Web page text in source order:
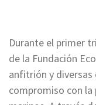
Durante el primer
de la Fundación
anfitrión y diversas
compromiso con